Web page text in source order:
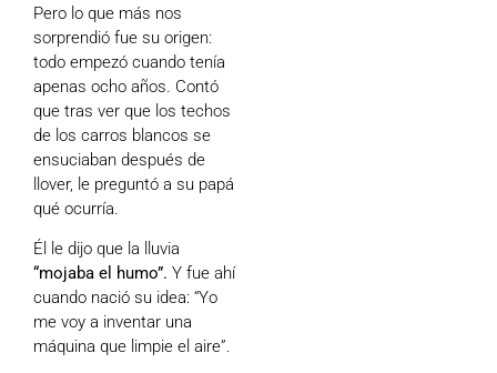
Pero lo que más nos
sorprendió fue su origen:
todo empezó cuando tenía
apenas ocho años. Contó
que tras ver que los techos
de los carros blancos se
ensuciaban después de
llover, le preguntó a su papá
qué ocurría.
Él le dijo que la lluvia
“mojaba el humo”. Y fue ahí
cuando nació su idea: “Yo
me voy a inventar una
máquina que limpie el aire”.